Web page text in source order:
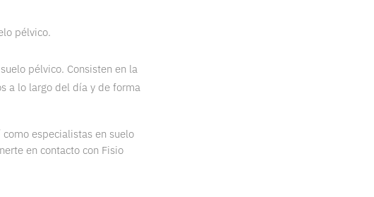
pélvico.
pélvico. Consisten en la
a lo largo del día y de forma
especialistas en suelo
en contacto con Fisio